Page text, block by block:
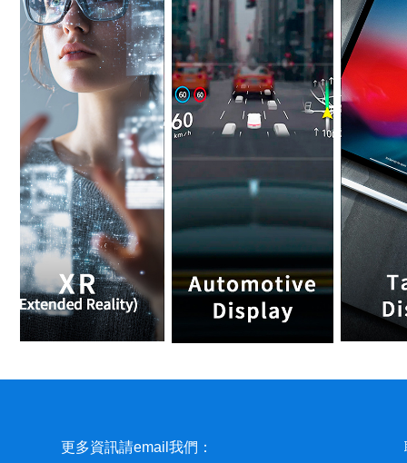
更多資訊請email我們：